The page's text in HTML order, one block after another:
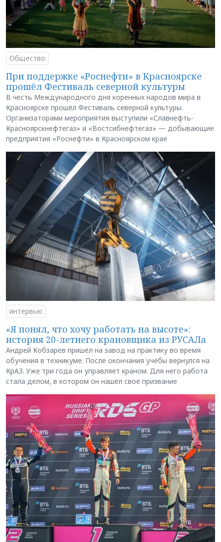
Общество
При поддержке «Роснефти» в Красноярске
прошёл Фестиваль северной культуры
В честь Международного дня коренных народов мира в
Красноярске прошёл Фестиваль северной культуры.
Организаторами мероприятия выступили «Славнефть-
Красноярскнефтегаз» и «Востсибнефтегаз» — добывающие
предприятия «Роснефти» в Красноярском крае
интервью
«Я понял, что хочу работать на высоте»:
история 20-летнего крановщика из РУСАЛа
Андрей Кобзарев пришёл на завод на практику во время
обучения в техникуме. После окончания учёбы вернулся на
КрАЗ. Уже три года он управляет краном. Для него работа
стала делом, в котором он нашёл своё призвание